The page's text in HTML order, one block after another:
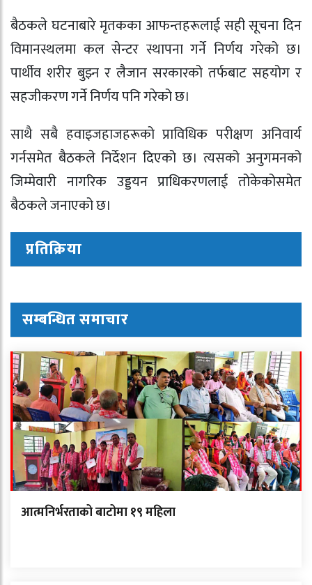
बैठकले घटनाबारे मृतकका आफन्तहरूलाई सही सूचना दिन
विमानस्थलमा कल सेन्टर स्थापना गर्ने निर्णय गरेको छ।
पार्थीव शरीर बुझ्न र लैजान सरकारको तर्फबाट सहयोग र
सहजीकरण गर्ने निर्णय पनि गरेको छ।
साथै सबै हवाइजहाजहरूको प्राविधिक परीक्षण अनिवार्य
गर्नसमेत बैठकले निर्देशन दिएको छ। त्यसको अनुगमनको
जिम्मेवारी नागरिक उड्डयन प्राधिकरणलाई तोकेकोसमेत
बैठकले जनाएको छ।
प्रतिक्रिया
सम्बन्धित समाचार
आत्मनिर्भरताको बाटोमा १९ महिला